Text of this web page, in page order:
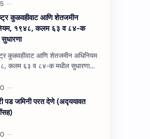
कुळवहीवाट आणि शेतजमीन
१९४८, कलम ६३ व ८४-क
अधिनियम
कलम ६३ व ८४-क मधील सुधारणा
कलम ६३ ( हैद…
जमिनी परत देणे (अद्‍ययावत